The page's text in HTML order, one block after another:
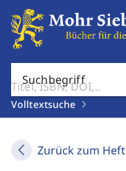
Suchbegriff
Volltextsuche
Zurück zum Heft